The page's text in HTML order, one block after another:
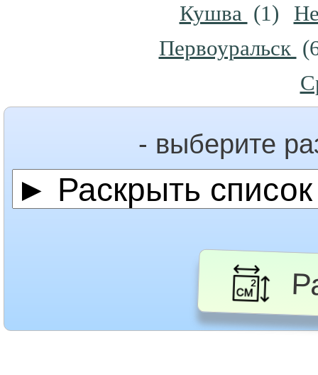
Кушва (1)
Первоуральск
- выберите